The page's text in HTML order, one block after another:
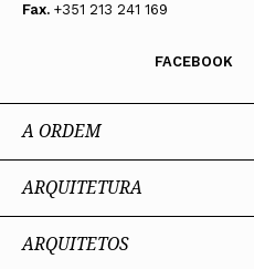
Fax. +351 213 241 169
FACEBOOK
A ORDEM
Ordem dos Arquitectos
Sobre a OA
Legado
ARQUITETURA
Trabalhar com Arquiteto
ARQUITETOS